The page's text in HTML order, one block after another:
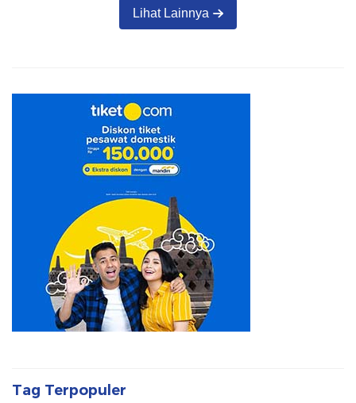
Lihat Lainnya
Tag Terpopuler